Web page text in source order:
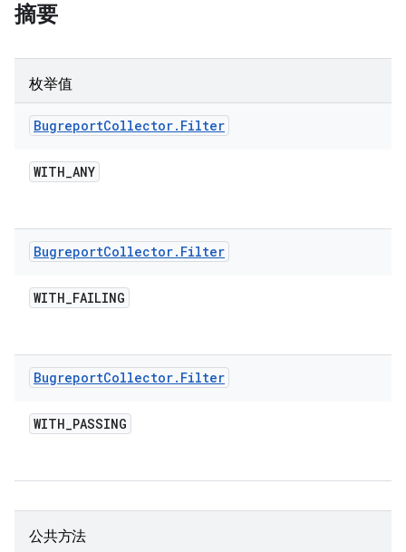
摘要
枚举值
BugreportCollector. Filter
WITH_ANY
BugreportCollector. Filter
WITH_FAILING
BugreportCollector. Filter
WITH_PASSING
公共方法